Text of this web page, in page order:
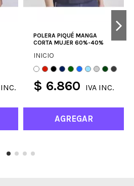
POLERA PIQUÉ MANGA
CORTA MUJER 60%-40%
INICIO
$ 6.860 IVA INC.
AGREGAR